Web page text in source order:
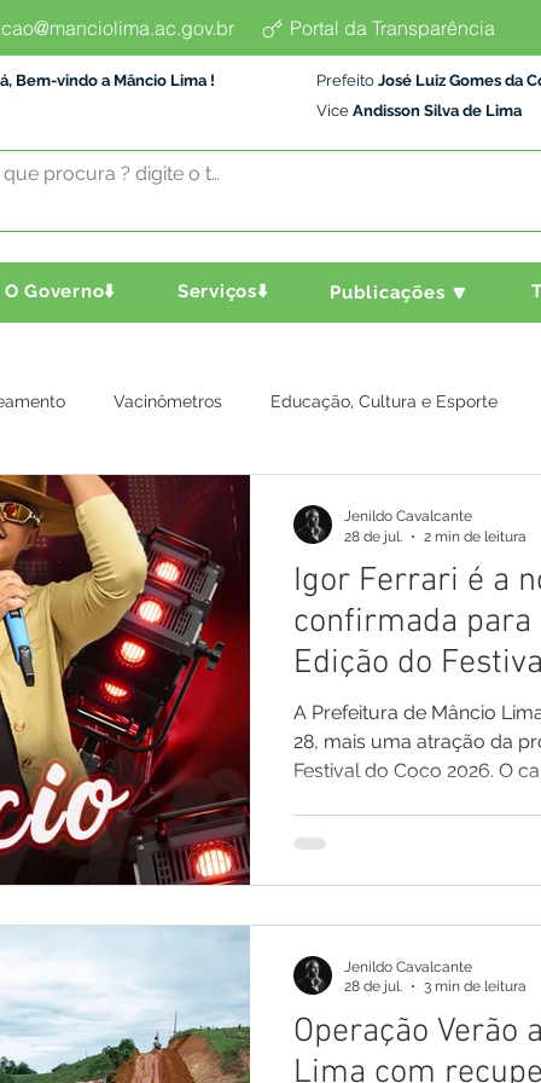
Portal da Transparência
Bem-vindo a Mâncio Lima ! Prefeito José Luiz Gomes da
Vice Andisson Silva de Lima
O Governo⬇️ Serviços⬇️ Publicações 🔽
Vacinômetros Educação, Cultura e Esporte
e Transporte Assistência Social
Comunicado Aniversário Defesa Civil Nota de
Institucional e Governo
Carnaval
Igor Ferrari é a
confirmada para
Edição do
A Prefeitura de Mâncio
28, mais uma atração da
Festival do Coco 2026. O
público um show repleto
sucessos do piseiro. Um
grande
Jenildo Cavalcante
28 de jul.
2 min de leitura
Operação Verão
Lima com
Jenildo Cavalcante
28 de jul.
3 min de leitura